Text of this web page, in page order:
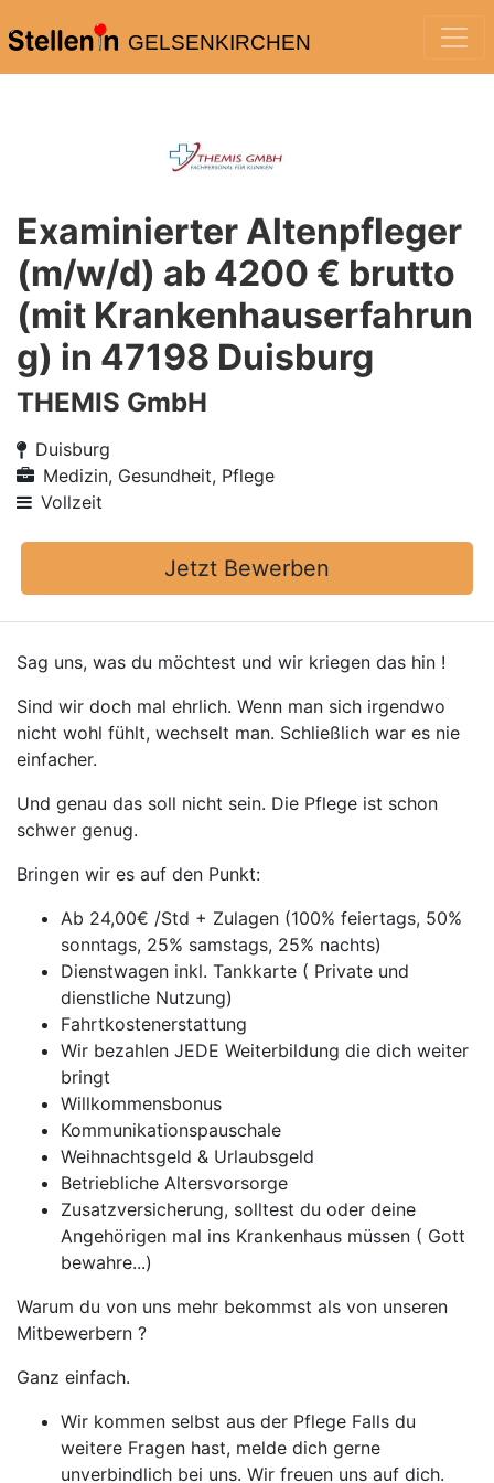
GELSENKIRCHEN
Examinierter Altenpfleger
(m/w/d) ab 4200 € brutto
(mit Krankenhauserfahrun
g) in 47198 Duisburg
THEMIS GmbH
Duisburg
Medizin, Gesundheit, Pflege
Vollzeit
Jetzt Bewerben
Sag uns, was du möchtest und wir kriegen das hin !
Sind wir doch mal ehrlich. Wenn man sich irgendwo
nicht wohl fühlt, wechselt man. Schließlich war es nie
einfacher.
Und genau das soll nicht sein. Die Pflege ist schon
schwer genug.
Bringen wir es auf den Punkt:
Ab 24,00€ /Std + Zulagen (100% feiertags, 50%
sonntags, 25% samstags, 25% nachts)
Dienstwagen inkl. Tankkarte ( Private und
dienstliche Nutzung)
Fahrtkostenerstattung
Wir bezahlen JEDE Weiterbildung die dich weiter
bringt
Willkommensbonus
Kommunikationspauschale
Weihnachtsgeld & Urlaubsgeld
Betriebliche Altersvorsorge
Zusatzversicherung, solltest du oder deine
Angehörigen mal ins Krankenhaus müssen ( Gott
bewahre...)
Warum du von uns mehr bekommst als von unseren
Mitbewerbern ?
Ganz einfach.
Wir kommen selbst aus der Pflege Falls du
weitere Fragen hast, melde dich gerne
unverbindlich bei uns. Wir freuen uns auf dich.